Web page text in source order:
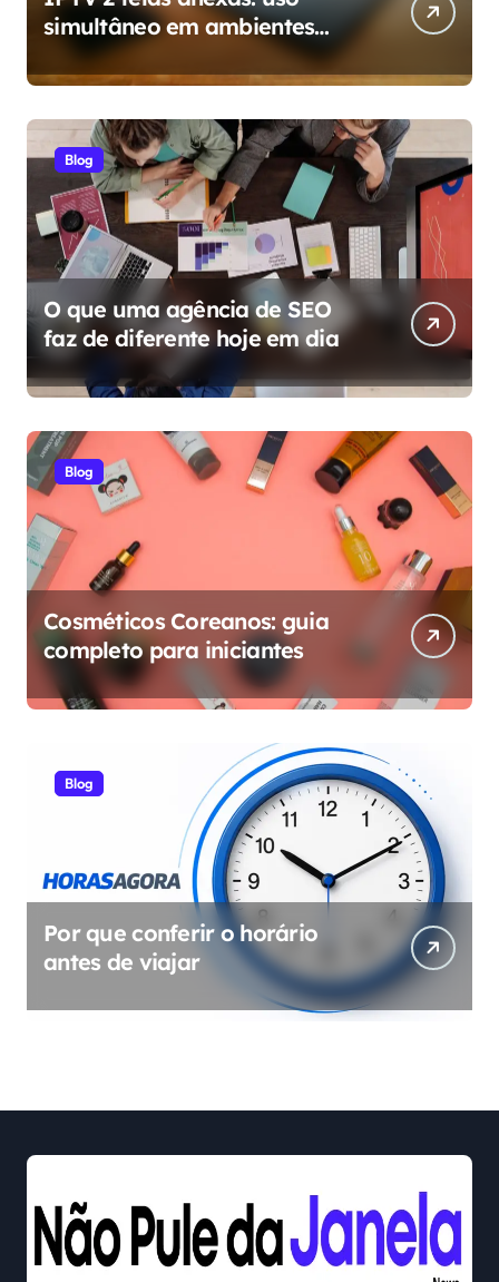
simultâneo em ambientes
diferentes da casa
Blog
O que uma agência de SEO
faz de diferente hoje em dia
Blog
Cosméticos Coreanos: guia
completo para iniciantes
Blog
Por que conferir o horário
antes de viajar